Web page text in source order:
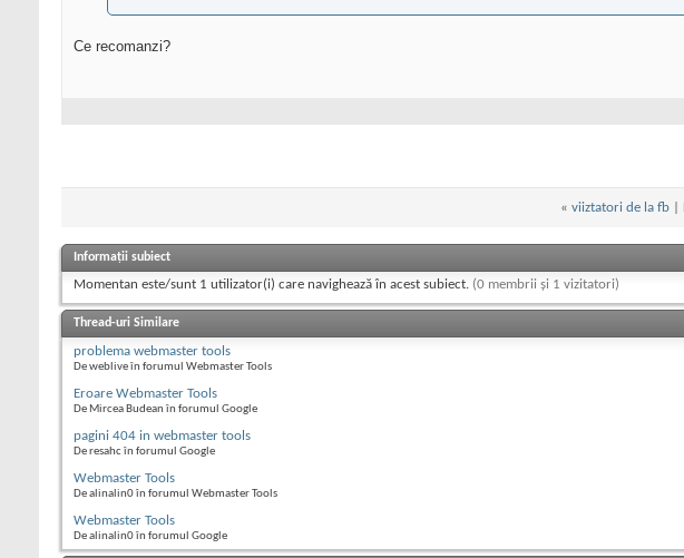
Ce recomanzi?
« viiztatori de la fb
Informații subiect
Momentan este/sunt 1 utilizator(i) care navighează în acest subiect. (0 membrii și 1 vizitatori)
Thread-uri Similare
problema webmaster tools
De weblive în forumul Webmaster Tools
Eroare Webmaster Tools
De Mircea Budean în forumul Google
pagini 404 in webmaster tools
De resahc în forumul Google
Webmaster Tools
De alinalin0 în forumul Webmaster Tools
Webmaster Tools
De alinalin0 în forumul Google